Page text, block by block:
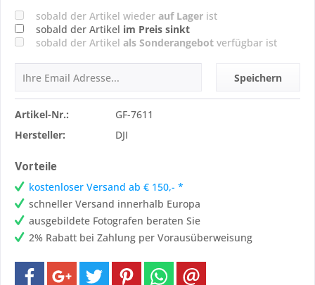
sobald der Artikel wieder auf Lager ist
sobald der Artikel im Preis sinkt
sobald der Artikel als Sonderangebot verfügbar ist
Speichern
Artikel-Nr.:
GF-7611
Hersteller:
DJI
Vorteile
kostenloser Versand ab € 150,- *
schneller Versand innerhalb Europa
ausgebildete Fotografen beraten Sie
2% Rabatt bei Zahlung per Vorausüberweisung